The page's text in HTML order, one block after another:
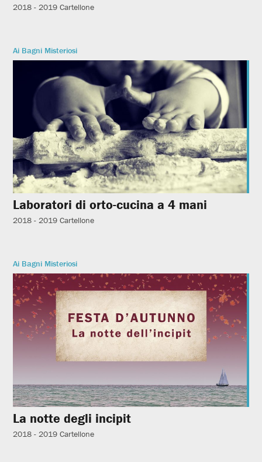
2018 - 2019 Cartellone
Ai Bagni Misteriosi
Laboratori di orto-cucina a 4 mani
2018 - 2019 Cartellone
Ai Bagni Misteriosi
La notte degli incipit
2018 - 2019 Cartellone